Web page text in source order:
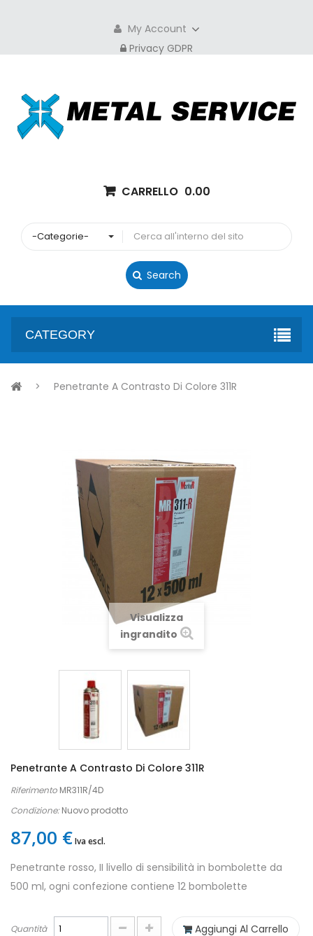
My Account
Privacy GDPR
CARRELLO 0.00
-Categorie-
Search
CATEGORY
> Penetrante A Contrasto Di Colore 311R
Visualizza
ingrandito
Penetrante A Contrasto Di Colore 311R
Riferimento MR311R/4D
Condizione: Nuovo prodotto
87,00 €Iva escl.
Penetrante rosso, II livello di sensibilità in bombolette da
500 ml, ogni confezione contiene 12 bombolette
Quantità Aggiungi Al Carrello